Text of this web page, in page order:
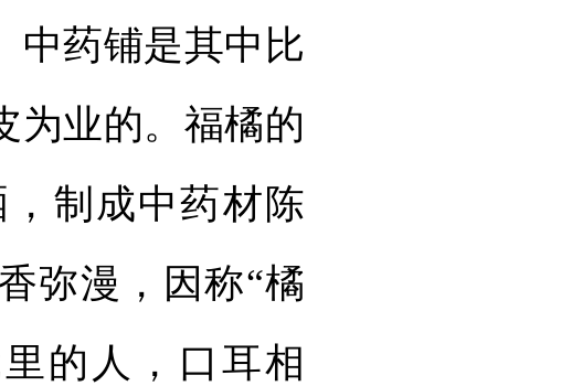
中药铺是其中比
为业的。福橘的
制成中药材陈
弥漫，因称“橘
的人，口耳相